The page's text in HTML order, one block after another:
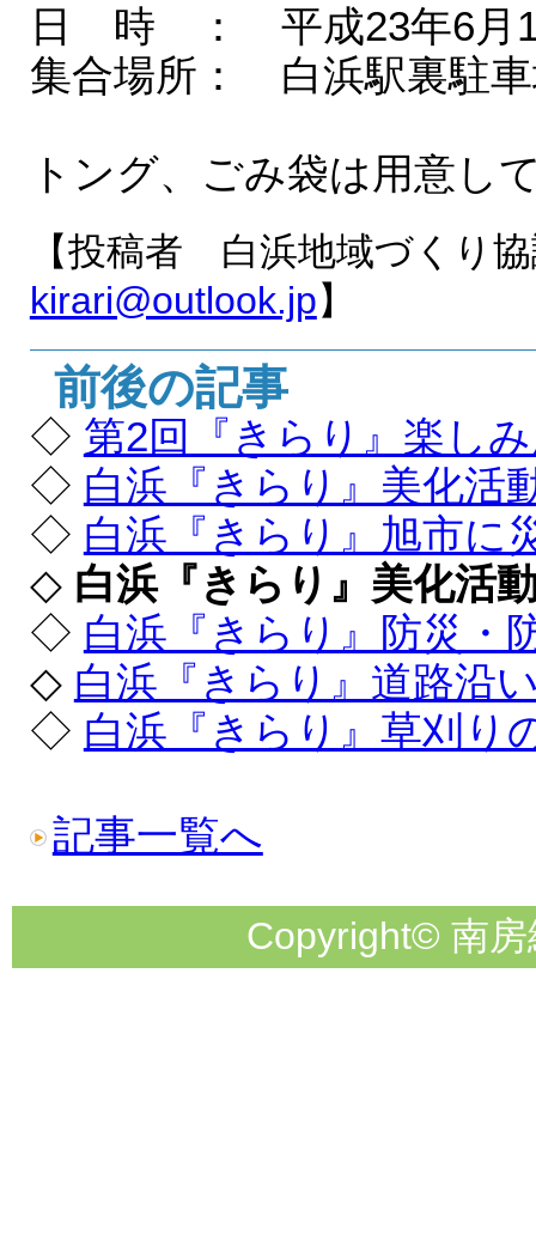
日 時 ： 平成23年6月
集合場所： 白浜駅裏駐
トング、ごみ袋は用意し
【投稿者 白浜地域づくり
kirari@outlook.jp】
前後の記事
◇ 第2回『きらり』楽し
◇ 白浜『きらり』美化活
◇ 白浜『きらり』旭市に
◇ 白浜『きらり』美化活
◇ 白浜『きらり』防災・
◇ 白浜『きらり』道路沿
◇ 白浜『きらり』草刈り
記事一覧へ
Copyright© 南